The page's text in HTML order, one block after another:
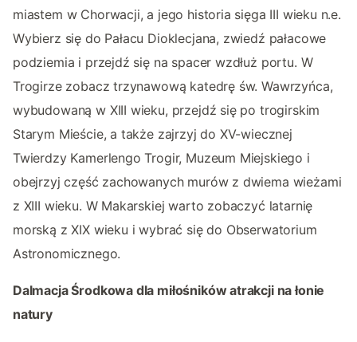
miastem w Chorwacji, a jego historia sięga III wieku n.e.
Wybierz się do Pałacu Dioklecjana, zwiedź pałacowe
podziemia i przejdź się na spacer wzdłuż portu. W
Trogirze zobacz trzynawową katedrę św. Wawrzyńca,
wybudowaną w XIII wieku, przejdź się po trogirskim
Starym Mieście, a także zajrzyj do XV-wiecznej
Twierdzy Kamerlengo Trogir, Muzeum Miejskiego i
obejrzyj część zachowanych murów z dwiema wieżami
z XIII wieku. W Makarskiej warto zobaczyć latarnię
morską z XIX wieku i wybrać się do Obserwatorium
Astronomicznego.
Dalmacja Środkowa dla miłośników atrakcji na łonie
natury